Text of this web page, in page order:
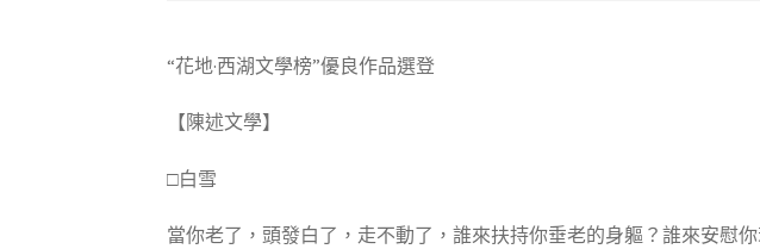
“花地·西湖文學榜”優良作品選登
【陳述文學】
□白雪
當你老了，頭發白了，走不動了，誰來扶持你垂老的身軀？誰來安慰